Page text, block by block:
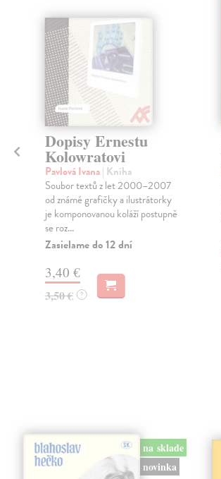
Dopisy Ernestu
Kolowratovi
Pavlová Ivana| Kniha
Soubor textů z let 2000–2007
od známé grafičky a ilustrátorky
je komponovanou koláží postupně
se roz...
Zasielame do 12 dní
3,40 €
3,50 € ?
na sklade
novinka